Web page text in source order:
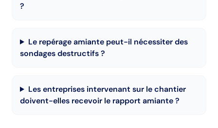
?
Le repérage amiante peut-il nécessiter des
sondages destructifs ?
Les entreprises intervenant sur le chantier
doivent-elles recevoir le rapport amiante ?